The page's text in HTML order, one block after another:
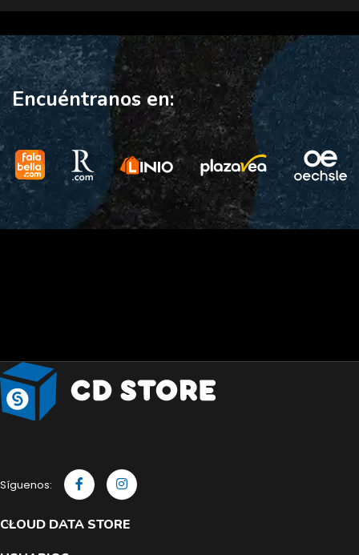
Encuéntranos en:
Síguenos:
CLOUD DATA STORE